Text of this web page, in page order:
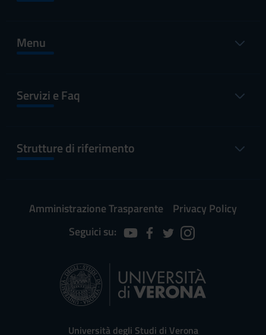
Menu
Servizi e Faq
Strutture di riferimento
Amministrazione Trasparente
Privacy Policy
Seguici su:
Università degli Studi di Verona